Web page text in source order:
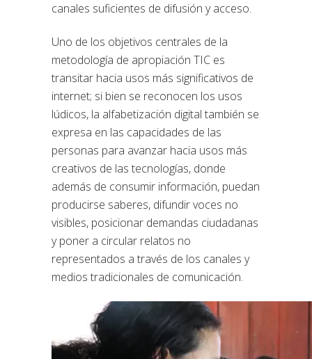
canales suficientes de difusión y acceso.
Uno de los objetivos centrales de la
metodología de apropiación TIC es
transitar hacia usos más significativos de
internet; si bien se reconocen los usos
lúdicos, la alfabetización digital también se
expresa en las capacidades de las
personas para avanzar hacia usos más
creativos de las tecnologías, donde
además de consumir información, puedan
producirse saberes, difundir voces no
visibles, posicionar demandas ciudadanas
y poner a circular relatos no
representados a través de los canales y
medios tradicionales de comunicación.